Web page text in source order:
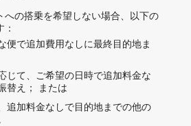
への搭乗を希望しない場合、以下の
便で追加費用なしに最終目的地ま
じて、ご希望の日時で追加料金な
替え； または
追加料金なしで目的地までの他の